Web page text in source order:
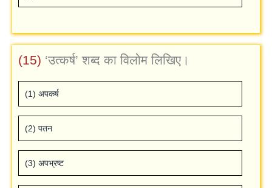
(15) ‘उत्‍कर्ष’ शब्‍द का विलोम लिखिए।
(1) अपकर्ष
(2) पतन
(3) अपभ्रष्‍ट